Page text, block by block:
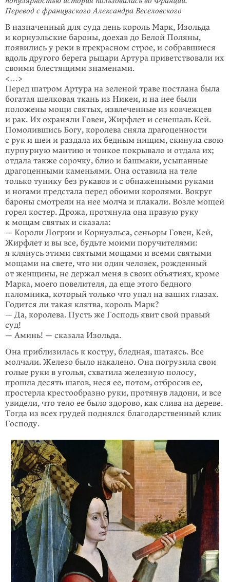
Перевод с французского Александра Веселовского
В назначенный для суда день король Марк, Изольда
и корнуэльские бароны, доехав до Белой Поляны,
появились у реки в прекрасном строе, и собравшиеся
вдоль другого берега рыцари Артура приветствовали их
своими блестящими знаменами.
<…>
Перед шатром Артура на зеленой траве постлана была
богатая шелковая ткань из Никеи, и на нее были
положены мощи святых, извлеченные из ковчежцев
и рак. Их охраняли Говен, Жирфлет и сенешаль Кей.
Помолившись Богу, королева сняла драгоценности
с рук и шеи и раздала их бедным нищим, скинула свою
пурпурную мантию и тонкое покрывало и отдала их;
отдала также сорочку, блио и башмаки, усыпанные
драгоценными каменьями. Она оставила на теле
только тунику без рукавов и с обнаженными руками
и ногами предстала перед обоими королями. Вокруг
бароны смотрели на нее молча и плакали. Возле мощей
горел костер. Дрожа, протянула она правую руку
к мощам святых и сказала:
— Короли Логрии и Корнуэльса, сеньоры Говен, Кей,
Жирфлет и вы все, будьте моими поручителями:
я клянусь этими святыми мощами и всеми святыми
мощами на свете, что ни один человек, рожденный
от женщины, не держал меня в своих объятиях, кроме
Марка, моего повелителя, да еще этого бедного
паломника, который только что упал на ваших глазах.
Годится ли такая клятва, король Марк?
— Да, королева. Пусть же Господь явит свой правый
суд!
— Аминь! — сказала Изольда.
Она приблизилась к костру, бледная, шатаясь. Все
молчали. Железо было накалено. Она погрузила свои
голые руки в уголья, схватила железную полосу,
прошла десять шагов, неся ее, потом, отбросив ее,
простерла крестообразно руки, протянув ладони, и все
увидели, что тело ее было здорово, как слива на дереве.
Тогда из всех грудей поднялся благодарственный клик
Господу.